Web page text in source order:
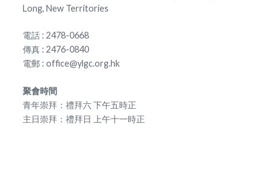
Long, New Territories
電話 : 2478-0668
傳真 : 2476-0840
電郵 : office@ylgc.org.hk
聚會時間
青年崇拜：禮拜六 下午五時正
主日崇拜：禮拜日 上午十一時正